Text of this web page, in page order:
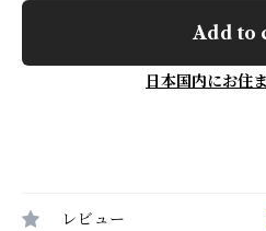
Add to
日本国内にお住
レビュー